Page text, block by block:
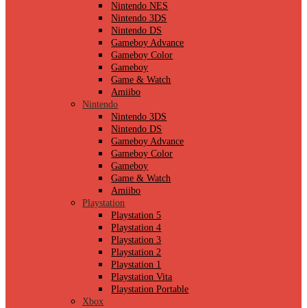
Nintendo NES
Nintendo 3DS
Nintendo DS
Gameboy Advance
Gameboy Color
Gameboy
Game & Watch
Amiibo
Nintendo
Nintendo 3DS
Nintendo DS
Gameboy Advance
Gameboy Color
Gameboy
Game & Watch
Amiibo
Playstation
Playstation 5
Playstation 4
Playstation 3
Playstation 2
Playstation 1
Playstation Vita
Playstation Portable
Xbox